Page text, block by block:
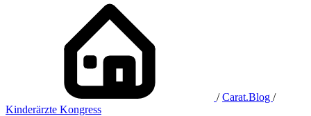
/ Carat.Blog /
Kinderärzte Kongress